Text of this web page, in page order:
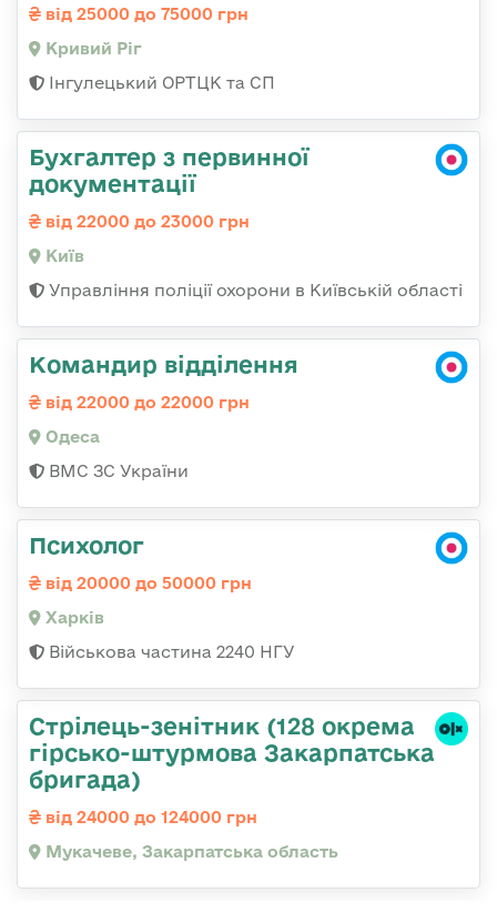
від 25000 до 75000 грн
Кривий Ріг
Інгулецький ОРТЦК та СП
Бухгалтер з первинної
документації
від 22000 до 23000 грн
Київ
Управління поліції охорони в Київській області
Командир відділення
від 22000 до 22000 грн
Одеса
ВМС ЗС України
Психолог
від 20000 до 50000 грн
Харків
Військова частина 2240 НГУ
Стрілець-зенітник (128 окрема
гірсько-штурмова Закарпатська
бригада)
від 24000 до 124000 грн
Мукачеве, Закарпатська область